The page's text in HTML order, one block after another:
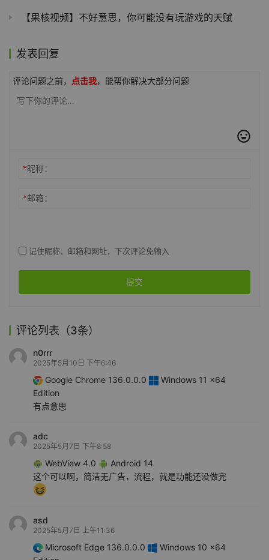
【果核视频】不好意思，你可能没有玩游戏的天赋
发表回复
评论问题之前， 点击我，能帮你解决大部分问题
*昵称：
*邮箱：
记住昵称、邮箱和网址，下次评论免输入
提交
评论列表（3条）
n0rrr
2025年5月10日 下午6:46
Google Chrome 136.0.0.0
Windows 11 x64
Edition
有点意思
adc
2025年5月7日 下午8:58
WebView 4.0
Android 14
这个可以啊，简洁无广告，流程，就是功能还没做完
asd
2025年5月7日 上午11:36
Microsoft Edge 136.0.0.0
Windows 10 x64